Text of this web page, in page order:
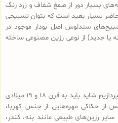
بسیار دور از صمغ شفاف و زرد رنگ
بسیار بعید است که بتوان تسبیحی
سندلوس‌ اصل بودار موجود در
یا جدید) از نوعی رزین مصنوعی ساخته
بپردازیم شاید باید به قرن 18 و 19 میلادی
از حکاکی مهره‌هایی از جنس کهربا،
سایر رزین‌های طبیعی مانند بنه، کندر،